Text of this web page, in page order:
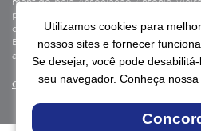
mantido pela Associação Antônio
privado sem fins lucrativos,
cultural, assistencial e beneficente,
Beneficente de Assistência Social
assistência social.
Continue lendo
Utilizamos cookies para
nossos sites e fornecer
Se desejar, você pode
seu navegador. Conheça nossa